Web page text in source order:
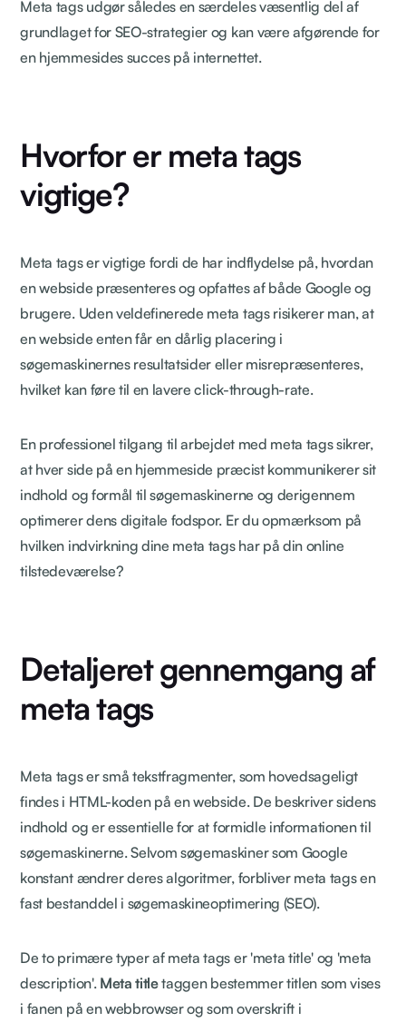
Meta tags udgør således en særdeles væsentlig del af
grundlaget for SEO-strategier og kan være afgørende for
en hjemmesides succes på internettet.
Hvorfor er meta tags
vigtige?
Meta tags er vigtige fordi de har indflydelse på, hvordan
en webside præsenteres og opfattes af både Google og
brugere. Uden veldefinerede meta tags risikerer man, at
en webside enten får en dårlig placering i
søgemaskinernes resultatsider eller misrepræsenteres,
hvilket kan føre til en lavere click-through-rate.
En professionel tilgang til arbejdet med meta tags sikrer,
at hver side på en hjemmeside præcist kommunikerer sit
indhold og formål til søgemaskinerne og derigennem
optimerer dens digitale fodspor. Er du opmærksom på
hvilken indvirkning dine meta tags har på din online
tilstedeværelse?
Detaljeret gennemgang af
meta tags
Meta tags er små tekstfragmenter, som hovedsageligt
findes i HTML-koden på en webside. De beskriver sidens
indhold og er essentielle for at formidle informationen til
søgemaskinerne. Selvom søgemaskiner som Google
konstant ændrer deres algoritmer, forbliver meta tags en
fast bestanddel i søgemaskineoptimering (SEO).
De to primære typer af meta tags er 'meta title' og 'meta
description'. Meta titletaggen bestemmer titlen som vises
i fanen på en webbrowser og som overskrift i